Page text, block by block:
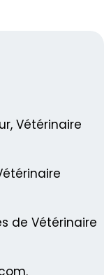
Vétérinaire
de Vétérinaire